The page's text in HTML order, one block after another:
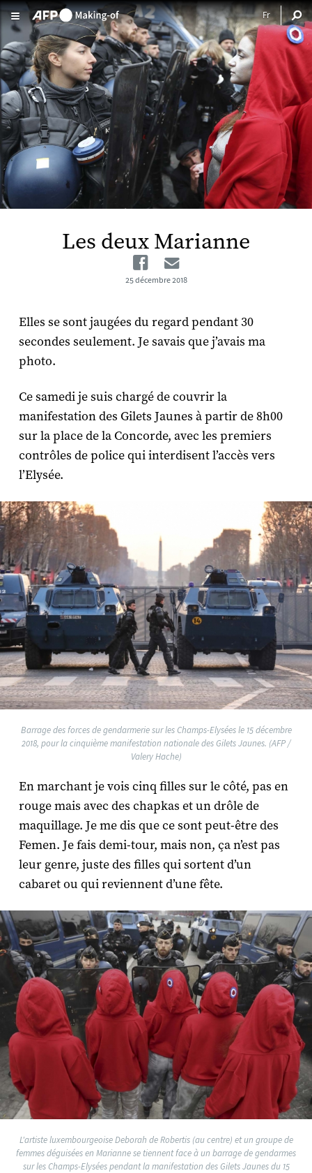
Aller au contenu principal
Les deux Marianne
Facebook
25 décembre 2018
Elles se sont jaugées du regard pendant 30
secondes seulement. Je savais que j’avais ma
photo.
Ce samedi je suis chargé de couvrir la
manifestation des Gilets Jaunes à partir de 8h00
sur la place de la Concorde, avec les premiers
contrôles de police qui interdisent l’accès vers
l’Elysée.
Barrage des forces de gendarmerie sur les Champs-Elysées le 15 décembre
2018, pour la cinquième manifestation nationale des Gilets Jaunes. (AFP /
Valery Hache)
En marchant je vois cinq filles sur le côté, pas en
rouge mais avec des chapkas et un drôle de
maquillage. Je me dis que ce sont peut-être des
Femen. Je fais demi-tour, mais non, ça n’est pas
leur genre, juste des filles qui sortent d’un
cabaret ou qui reviennent d’une fête.
L'artiste luxembourgeoise Deborah de Robertis (au centre) et un groupe de
femmes déguisées en Marianne se tiennent face à un barrage de gendarmes
sur les Champs-Elysées pendant la manifestation des Gilets Jaunes du 15